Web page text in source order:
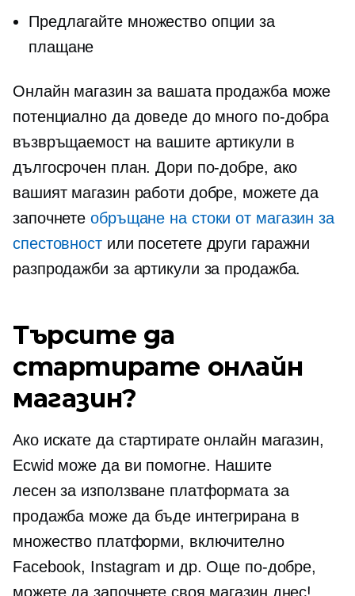
Предлагайте множество опции за
плащане
Онлайн магазин за вашата продажба може
потенциално да доведе до много по-добра
възвръщаемост на вашите артикули в
дългосрочен план. Дори по-добре, ако
вашият магазин работи добре, можете да
започнетеобръщане на стоки от магазин за
спестовностили посетете други гаражни
разпродажби за артикули за продажба.
Търсите да
стартирате онлайн
магазин?
Ако искате да стартирате онлайн магазин,
Ecwid може да ви помогне. Нашите
лесен за използване платформата за
продажба може да бъде интегрирана в
множество платформи, включително
Facebook, Instagram и др. Още по-добре,
можете да започнете своя магазин днес!